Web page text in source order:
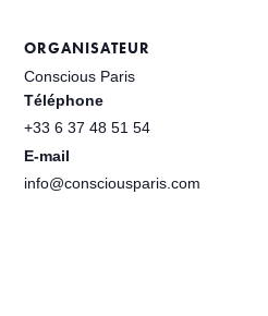
ORGANISATEUR
Conscious Paris
Téléphone
+33 6 37 48 51 54
E-mail
info@consciousparis.com